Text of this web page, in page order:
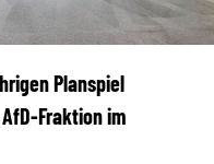
Planspiel
Fraktion im